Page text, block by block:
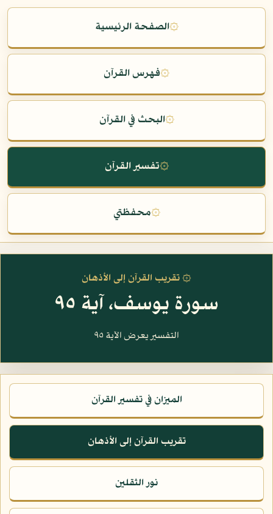
۞الصفحة الرئيسية
۞فهرس القرآن
۞البحث في القرآن
۞تفسير القرآن
۞محفظتي
۞ تقريب القرآن إلى الأذهان
سورة يوسف، آية ٩٥
التفسير يعرض الآية ٩٥
الميزان في تفسير القرآن
تقريب القرآن إلى الأذهان
نور الثقلين